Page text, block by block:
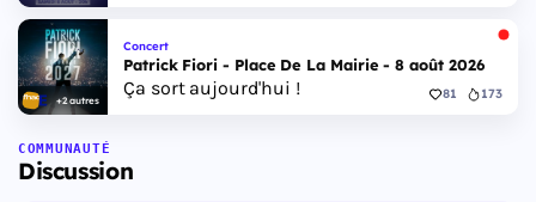
+2 autres
Concert
Patrick Fiori - Place De La Mairie - 8 août 2026
Ça sort aujourd'hui ! 81 173
COMMUNAUTÉ
Discussion